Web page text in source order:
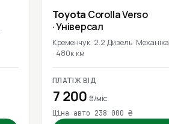
Toyota Corolla Verso
· Універсал
Кременчук 2.2 Дизель Механіка
480к км
ПЛАТІЖ ВІД
7 200 ₴/міс
Ціна авто 238 000 ₴